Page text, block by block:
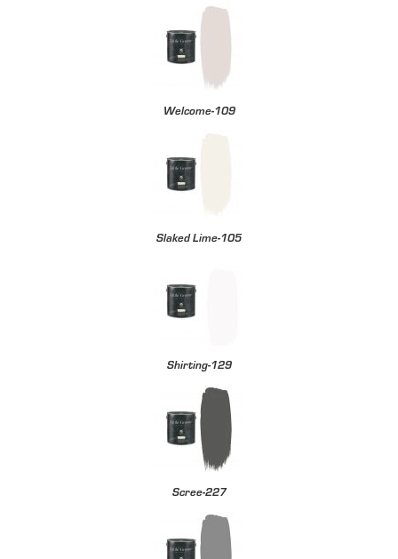
Welcome-109
Slaked Lime-105
Shirting-129
Scree-227